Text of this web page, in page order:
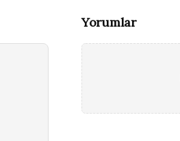
Yorumlar